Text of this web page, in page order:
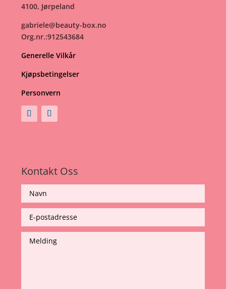
4100, Jørpeland
gabriele@beauty-box.no
Org.nr.:912543684
Generelle Vilkår
Kjøpsbetingelser
Personvern
Kontakt Oss